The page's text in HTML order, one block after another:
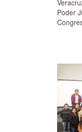
Poder